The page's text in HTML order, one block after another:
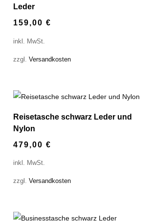
Leder
159,00 €
inkl. MwSt.
zzgl. Versandkosten
Reisetasche schwarz Leder und
Nylon
479,00 €
inkl. MwSt.
zzgl. Versandkosten